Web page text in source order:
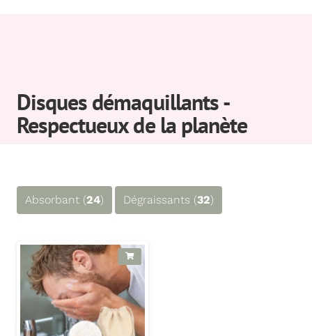
Disques démaquillants -
Respectueux de la planète
Absorbant (24) Dégraissants (32)